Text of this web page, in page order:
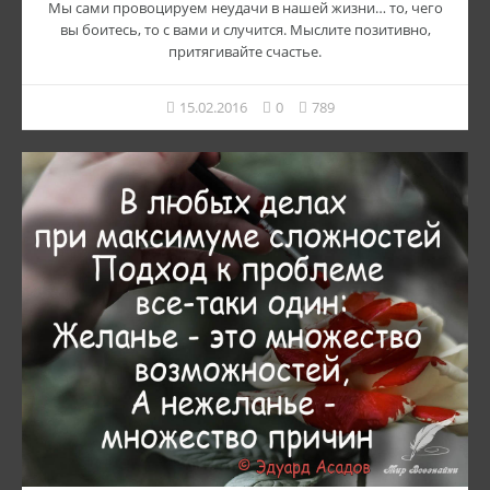
Мы сами провоцируем неудачи в нашей жизни… то, чего
вы боитесь, то с вами и случится. Мыслите позитивно,
притягивайте счастье.
15.02.2016 0 789